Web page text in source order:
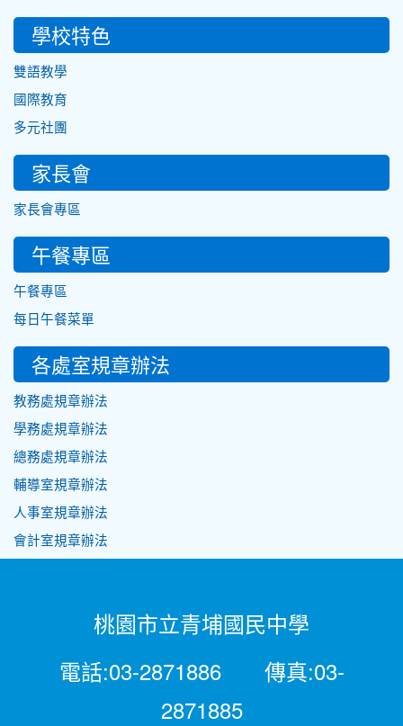
學校特色
雙語教學
國際教育
多元社團
家長會
家長會專區
午餐專區
午餐專區
每日午餐菜單
各處室規章辦法
教務處規章辦法
學務處規章辦法
總務處規章辦法
輔導室規章辦法
人事室規章辦法
會計室規章辦法
桃園市立青埔國民中學
電話:03-2871886 傳真:03-
2871885